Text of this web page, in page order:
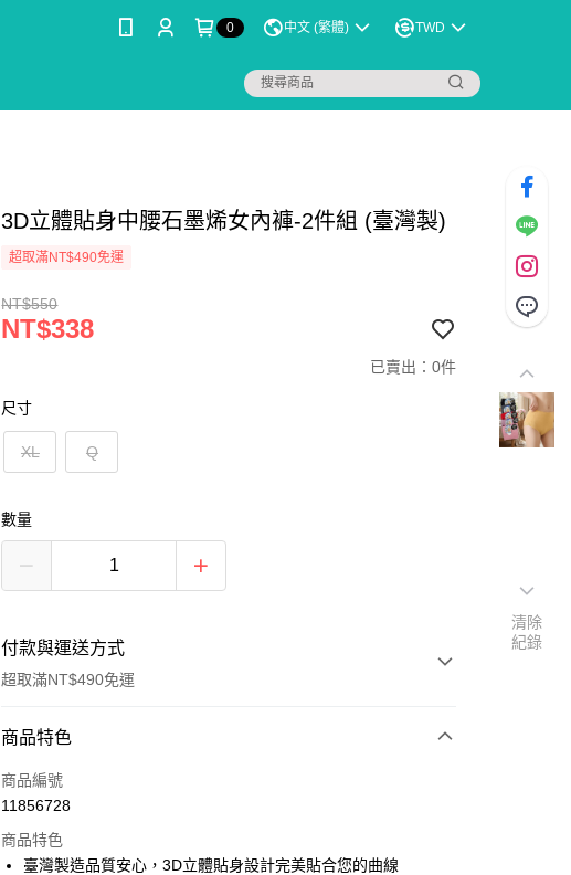
0 中文 (繁體) TWD
3D立體貼身中腰石墨烯女內褲-2件組 (臺灣製)
超取滿NT$490免運
NT$550
NT$338
已賣出：0件
尺寸
XL Q
數量
付款與運送方式
超取滿NT$490免運
付款方式
信用卡一次付款
3 期 0 利率 每期 NT$112 21家銀行
商品特色
商品編號
11856728
商品特色
臺灣製造品質安心，3D立體貼身設計完美貼合您的曲線
清除
紀錄